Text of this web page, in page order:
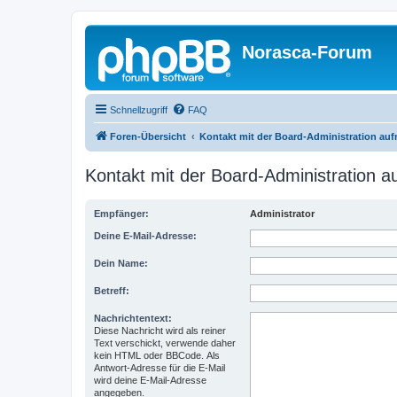
Norasca-Forum
Schnellzugriff FAQ
Foren-Übersicht Kontakt mit der Board-Administration
Kontakt mit der Board-Administration
Empfänger: Administrator
Deine E-Mail-Adresse:
Dein Name:
Betreff:
Nachrichtentext:
Diese Nachricht wird als reiner
Text verschickt, verwende daher
kein HTML oder BBCode. Als
Antwort-Adresse für die E-Mail
wird deine E-Mail-Adresse
angegeben.